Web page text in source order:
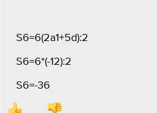
S6=6(2a1+5d):2
S6=6*(-12):2
S6=-36